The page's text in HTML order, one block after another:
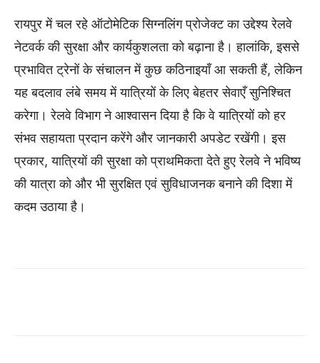
रायपुर में चल रहे ऑटोमेटिक सिग्नलिंग प्रोजेक्ट का उद्देश्य रेलवे
नेटवर्क की सुरक्षा और कार्यकुशलता को बढ़ाना है। हालांकि, इससे
प्रभावित ट्रेनों के संचालन में कुछ कठिनाइयाँ आ सकती हैं, लेकिन
यह बदलाव लंबे समय में यात्रियों के लिए बेहतर सेवाएँ सुनिश्चित
करेगा। रेलवे विभाग ने आश्वासन दिया है कि वे यात्रियों को हर
संभव सहायता प्रदान करेंगे और जानकारी अपडेट रखेंगी। इस
प्रकार, यात्रियों की सुरक्षा को प्राथमिकता देते हुए रेलवे ने भविष्य
की यात्रा को और भी सुरक्षित एवं सुविधाजनक बनाने की दिशा में
कदम उठाया है।